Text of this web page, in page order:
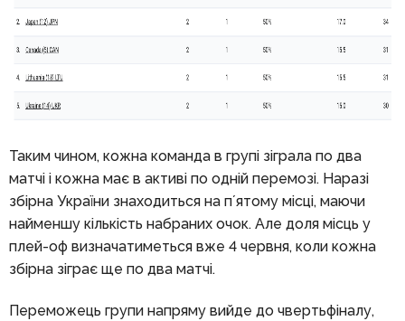
Таким чином, кожна команда в групі зіграла по два
матчі і кожна має в активі по одній перемозі. Наразі
збірна України знаходиться на пʼятому місці, маючи
найменшу кількість набраних очок. Але доля місць у
плей-оф визначатиметься вже 4 червня, коли кожна
збірна зіграє ще по два матчі.
Переможець групи напряму вийде до чвертьфіналу,